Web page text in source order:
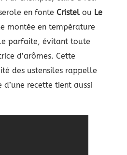
en fonte Cristel ou Le
montée en température
parfaite, évitant toute
d’arômes. Cette
des ustensiles rappelle
recette tient aussi